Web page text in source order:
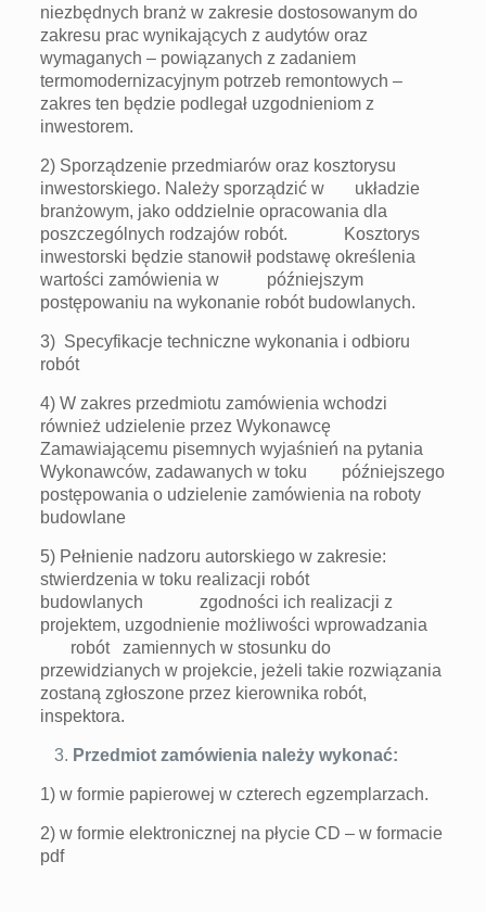
niezbędnych branż w zakresie dostosowanym do
zakresu prac wynikających z audytów oraz
wymaganych – powiązanych z zadaniem
termomodernizacyjnym potrzeb remontowych –
zakres ten będzie podlegał uzgodnieniom z
inwestorem.
2) Sporządzenie przedmiarów oraz kosztorysu
inwestorskiego. Należy sporządzić w układzie
branżowym, jako oddzielnie opracowania dla
poszczególnych rodzajów robót. Kosztorys
inwestorski będzie stanowił podstawę określenia
wartości zamówienia w późniejszym
postępowaniu na wykonanie robót budowlanych.
3) Specyfikacje techniczne wykonania i odbioru
robót
4) W zakres przedmiotu zamówienia wchodzi
również udzielenie przez Wykonawcę
Zamawiającemu pisemnych wyjaśnień na pytania
Wykonawców, zadawanych w toku późniejszego
postępowania o udzielenie zamówienia na roboty
budowlane
5) Pełnienie nadzoru autorskiego w zakresie:
stwierdzenia w toku realizacji robót
budowlanych zgodności ich realizacji z
projektem, uzgodnienie możliwości wprowadzania
robót zamiennych w stosunku do
przewidzianych w projekcie, jeżeli takie rozwiązania
zostaną zgłoszone przez kierownika robót,
inspektora.
Przedmiot zamówienia należy wykonać:
1) w formie papierowej w czterech egzemplarzach.
2) w formie elektronicznej na płycie CD – w formacie
pdf